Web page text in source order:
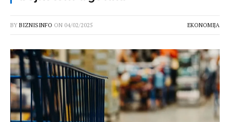
BY BIZNISINFO ON 04/02/2025 EKONOMIJA